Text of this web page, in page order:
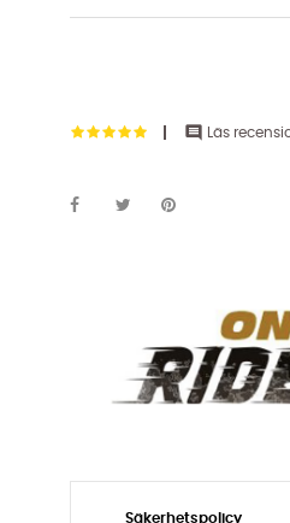
 Läs
Säkerhetspolicy